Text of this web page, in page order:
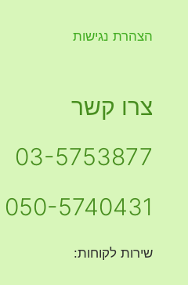
הצהרת נגישות
צרו קשר
03-5753877
050-5740431
שירות לקוחות: